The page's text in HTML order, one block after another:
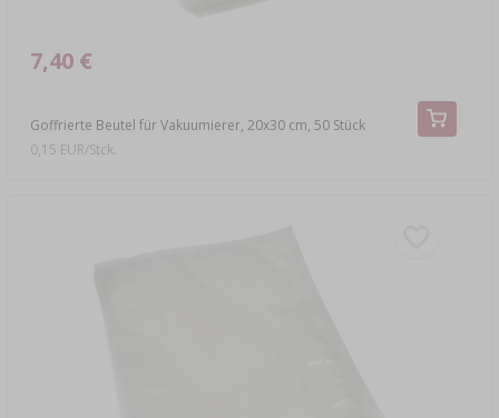
Goffrierte Beutel für Vakuumierer, 20x30 cm, 50 Stück
7,40 €
0,15 EUR/Stck.